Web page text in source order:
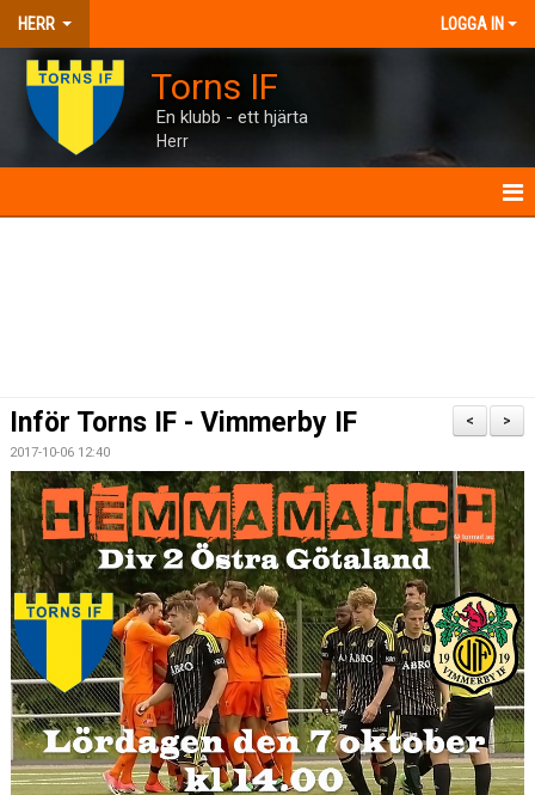
HERR LOGGA IN
Torns IF
En klubb - ett hjärta
Herr
TRUPPEN
BILDGALLERI
ÅRETS TORNARE
>
<
Inför Torns IF - Vimmerby IF
2017-10-06 12:40